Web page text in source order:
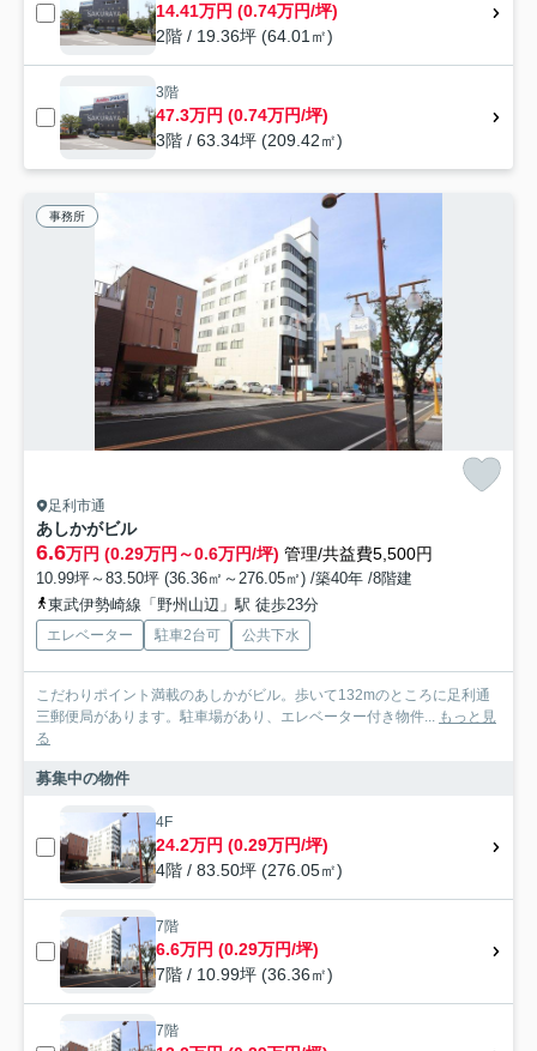
14.41万円 (0.74万円/坪)
2階 / 19.36坪 (64.01㎡)
3階
47.3万円 (0.74万円/坪)
3階 / 63.34坪 (209.42㎡)
事務所
足利市通
あしかがビル
6.6万円 (0.29万円～0.6万円/坪) 管理/共益費5,500円
10.99坪～83.50坪 (36.36㎡～276.05㎡) /築40年 /8階建
東武伊勢崎線「野州山辺」駅 徒歩23分
エレベーター 駐車2台可 公共下水
こだわりポイント満載のあしかがビル。歩いて132mのところに足利通
三郵便局があります。駐車場があり、エレベーター付き物件... もっと見
る
募集中の物件
4F
24.2万円 (0.29万円/坪)
4階 / 83.50坪 (276.05㎡)
7階
6.6万円 (0.29万円/坪)
7階 / 10.99坪 (36.36㎡)
7階